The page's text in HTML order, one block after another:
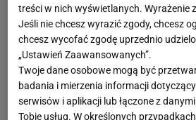
treści w nich wyświetlanych. Wyrażenie
Jeśli nie chcesz wyrazić zgody, chcesz
chcesz wycofać zgodę uprzednio
„Ustawień Zaawansowanych”.
Twoje dane osobowe mogą być
badania i mierzenia informacji
serwisów i aplikacji lub łączone z
Tobie usług. W określonych